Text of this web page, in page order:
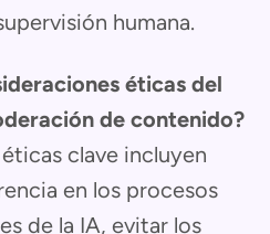
humana.
éticas del
de contenido?
clave incluyen
en los procesos
de la IA, evitar los